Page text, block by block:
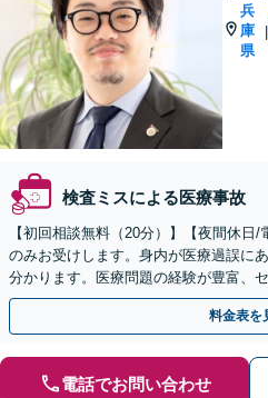
兵
庫
県
|
検査ミスによる医療事故
【初回相談無料（20分）】【夜間休日
のみお受けします。身内が医療過誤に
分かります。医療問題の経験が豊富、
料金表を
電話でお問い合わせ